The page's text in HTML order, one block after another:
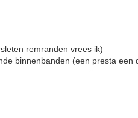
remranden vrees ik)
binnenbanden (een presta een